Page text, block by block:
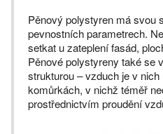
Pěnový polystyren má svou
pevnostních parametrech.
setkat u zateplení fasád,
Pěnové polystyreny také se
strukturou – vzduch je v
komůrkách, v nichž téměř
prostřednictvím proudění